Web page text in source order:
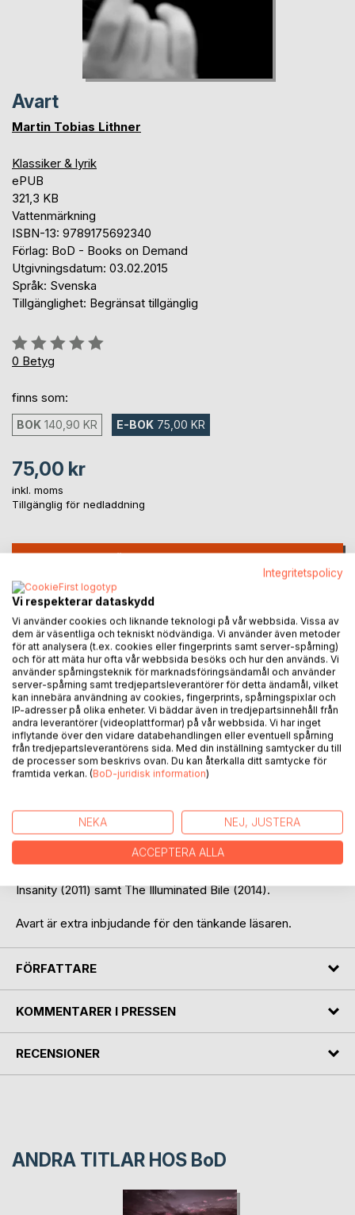
Avart
Martin Tobias Lithner
Klassiker & lyrik
ePUB
321,3 KB
Vattenmärkning
ISBN-13: 9789175692340
Förlag: BoD - Books on Demand
Utgivningsdatum: 03.02.2015
Språk: Svenska
Tillgänglighet: Begränsat tillgänglig
Betyg::
0%
0 Betyg
finns som:
BOK 140,90 KR E-BOK 75,00 KR
75,00 kr
inkl. moms
Tillgänglig för nedladdning
Lägg till i kom-ihåglista
Recensera titel
BESKRIVNING
svenska. Avart bjuder in läsaren till en kaotisk resa styrd av
Lithners starkt präglade bildspråk. Avart är en analys i
diktform, Lithner reflekterar över vår nutid, vetenskap och
om sig själv i denna diktsamling. Avart innehåller även
Insanity (2011) samt The Illuminated Bile (2014).
Avart är extra inbjudande för den tänkande läsaren.
FÖRFATTARE
KOMMENTARER I PRESSEN
RECENSIONER
ANDRA TITLAR HOS BoD
Integritetspolicy
Vi respekterar dataskydd
Vi använder cookies och liknande teknologi på vår webbsida. Vissa av
dem är väsentliga och tekniskt nödvändiga. Vi använder även metoder
för att analysera (t.ex. cookies eller fingerprints samt server-spårning)
och för att mäta hur ofta vår webbsida besöks och hur den används. Vi
använder spårningsteknik för marknadsföringsändamål och använder
server-spårning samt tredjepartsleverantörer för detta ändamål, vilket
kan innebära användning av cookies, fingerprints, spårningspixlar och
IP-adresser på olika enheter. Vi bäddar även in tredjepartsinnehåll från
andra leverantörer (videoplattformar) på vår webbsida. Vi har inget
inflytande över den vidare databehandlingen eller eventuell spårning
från tredjepartsleverantörens sida. Med din inställning samtycker du till
de processer som beskrivs ovan. Du kan återkalla ditt samtycke för
framtida verkan. (BoD-juridisk information)
NEKA NEJ, JUSTERA
ACCEPTERA ALLA